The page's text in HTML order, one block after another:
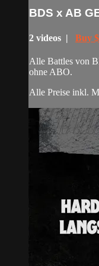
BDS x AB
2 videos | Buy
Alle Battles von
ohne ABO.
Alle Preise inkl.